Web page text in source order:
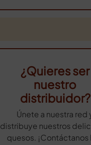
¿Quieres ser
nuestro
distribuidor?
Únete a nuestra red
distribuye nuestros
quesos. ¡Contáctanos